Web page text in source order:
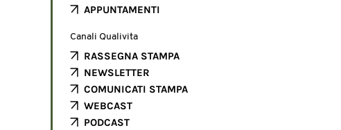
APPUNTAMENTI
Canali Qualivita
RASSEGNA STAMPA
NEWSLETTER
COMUNICATI STAMPA
WEBCAST
PODCAST